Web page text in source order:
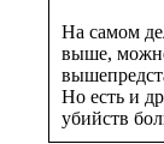
На самом
выше,
Но есть и
убийств